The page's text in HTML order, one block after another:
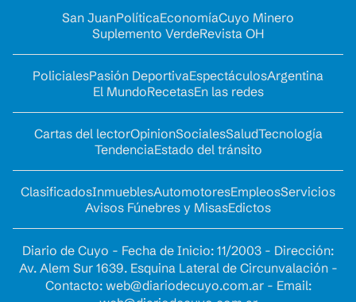
San JuanPolíticaEconomíaCuyo Minero
Suplemento VerdeRevista OH
PolicialesPasión DeportivaEspectáculosArgentina
El MundoRecetasEn las redes
Cartas del lectorOpinionSocialesSaludTecnología
TendenciaEstado del tránsito
ClasificadosInmueblesAutomotoresEmpleosServicios
Avisos Fúnebres y MisasEdictos
Diario de Cuyo - Fecha de Inicio: 11/2003 - Dirección:
Av. Alem Sur 1639. Esquina Lateral de Circunvalación -
Contacto: web@diariodecuyo.com.ar- Email: